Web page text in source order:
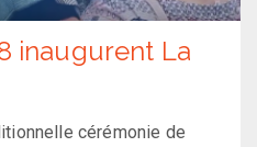
inaugurent La
cérémonie de